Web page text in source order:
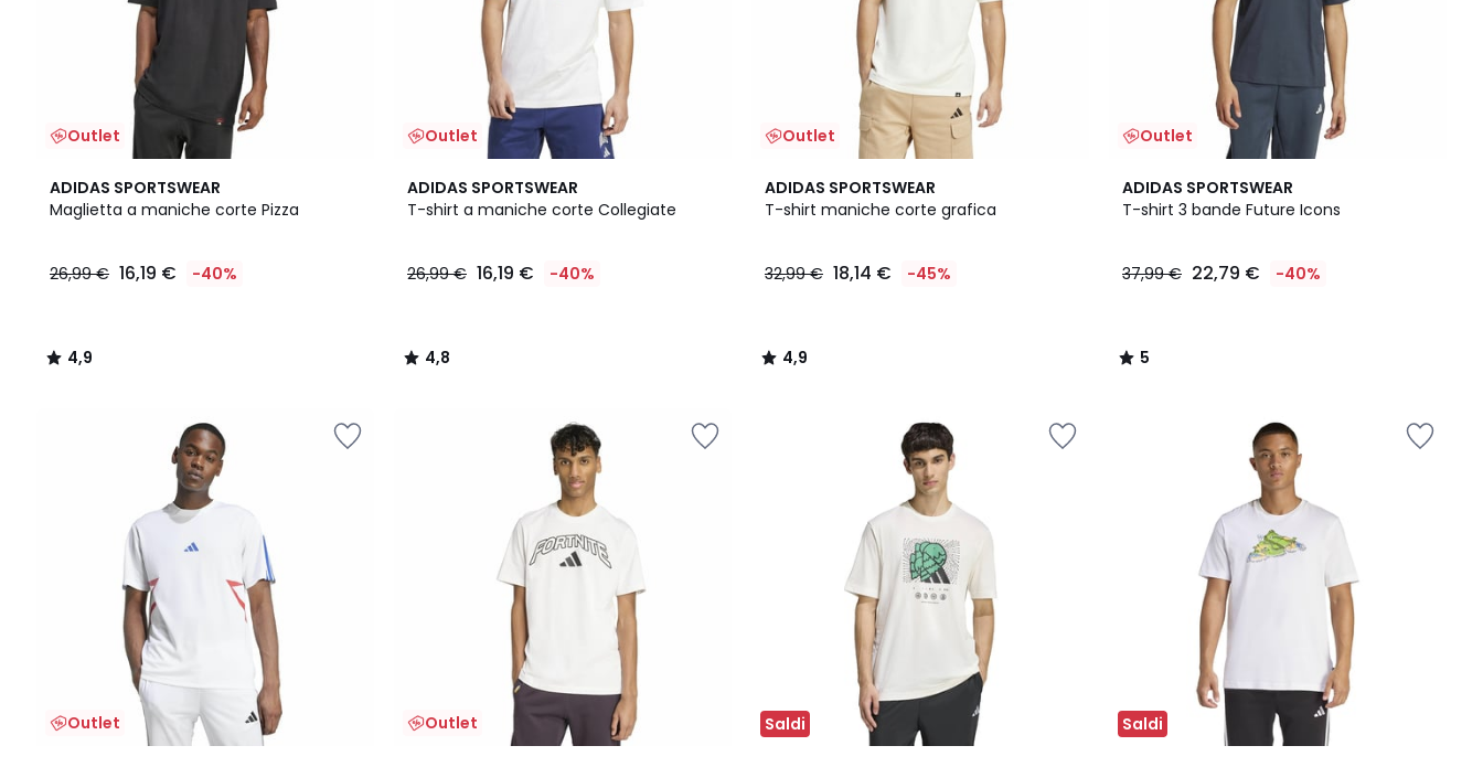
Outlet
ADIDAS SPORTSWEAR
Maglietta a maniche corte Pizza
26,99 € 16,19 € -40%
4,9
/ 5
4,9
/
Outlet
ADIDAS SPORTSWEAR
T-shirt a maniche corte Collegiate
26,99 € 16,19 € -40%
4,8
/ 5
4,8
/
Outlet
ADIDAS SPORTSWEAR
T-shirt maniche corte grafica
32,99 € 18,14 € -45%
4,9
/ 5
4,9
/
Outlet
ADIDAS SPORTSWEAR
T-shirt 3 bande Future Icons
37,99 € 22,79 € -40%
5
/
5
/
Outlet Outlet Saldi Saldi